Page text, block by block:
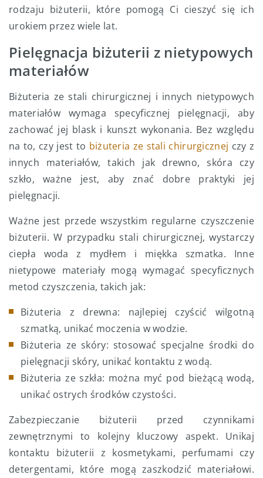
rodzaju biżuterii, które pomogą Ci cieszyć się ich
urokiem przez wiele lat.
Pielęgnacja biżuterii z nietypowych
materiałów
Biżuteria ze stali chirurgicznej i innych nietypowych
materiałów wymaga specyficznej pielęgnacji, aby
zachować jej blask i kunszt wykonania. Bez względu
na to, czy jest to biżuteria ze stali chirurgicznej czy z
innych materiałów, takich jak drewno, skóra czy
szkło, ważne jest, aby znać dobre praktyki jej
pielęgnacji.
Ważne jest przede wszystkim regularne czyszczenie
biżuterii. W przypadku stali chirurgicznej, wystarczy
ciepła woda z mydłem i miękka szmatka. Inne
nietypowe materiały mogą wymagać specyficznych
metod czyszczenia, takich jak:
Biżuteria z drewna: najlepiej czyścić wilgotną
szmatką, unikać moczenia w wodzie.
Biżuteria ze skóry: stosować specjalne środki do
pielęgnacji skóry, unikać kontaktu z wodą.
Biżuteria ze szkła: można myć pod bieżącą wodą,
unikać ostrych środków czystości.
Zabezpieczanie biżuterii przed czynnikami
zewnętrznymi to kolejny kluczowy aspekt. Unikaj
kontaktu biżuterii z kosmetykami, perfumami czy
detergentami, które mogą zaszkodzić materiałowi.